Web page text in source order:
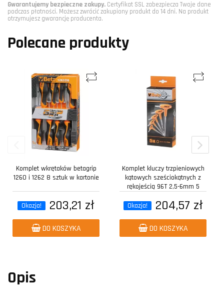
Gwarantujemy bezpieczne zakupy. Certyfikat SSL zabezpiecza Twoje dane
podczas płatności. Możesz zwrócić zakupiony produkt do 14 dni. Na produkt
otrzymujesz gwarancję producenta.
Polecane produkty
Komplet wkrętaków betagrip
1260 i 1262 8 sztuk w kartonie
Okazja! 203,21 zł
DO KOSZYKA
Komplet kluczy trzpieniowych
kątowych sześciokątnych z
rękojeścią 96T 2,5-6mm 5
Okazja!
204,57 zł
DO KOSZYKA
Opis